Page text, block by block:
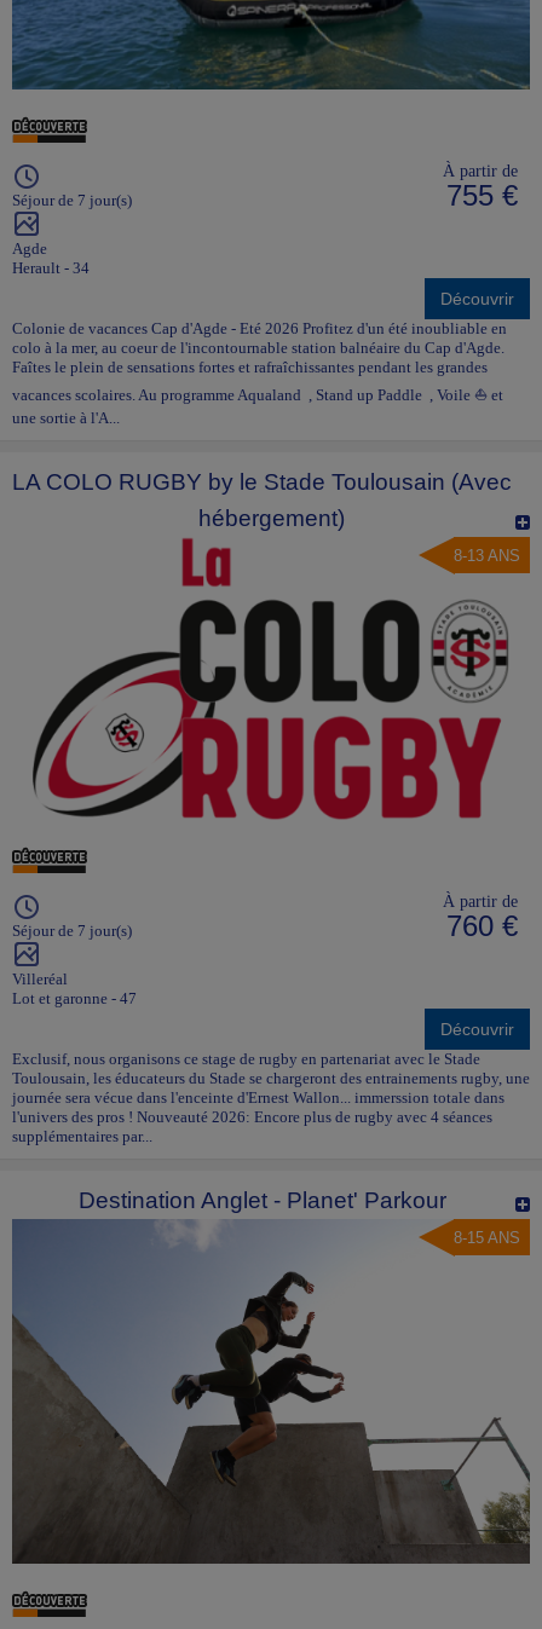
Séjour de 7 jour(s)
Agde
Herault - 34
À partir de
755 €
Découvrir
Colonie de vacances Cap d'Agde - Eté 2026 Profitez d'un été inoubliable en
colo à la mer, au coeur de l'incontournable station balnéaire du Cap d'Agde.
Faîtes le plein de sensations fortes et rafraîchissantes pendant les grandes
vacances scolaires. Au programme Aqualand , Stand up Paddle , Voile ⛵ et
une sortie à l'A...
LA COLO RUGBY by le Stade Toulousain (Avec
hébergement)
8-13 ANS
Séjour de 7 jour(s)
Villeréal
Lot et garonne - 47
À partir de
760 €
Découvrir
Exclusif, nous organisons ce stage de rugby en partenariat avec le Stade
Toulousain, les éducateurs du Stade se chargeront des entrainements rugby, une
journée sera vécue dans l'enceinte d'Ernest Wallon... immerssion totale dans
l'univers des pros ! Nouveauté 2026: Encore plus de rugby avec 4 séances
supplémentaires par...
Destination Anglet - Planet' Parkour
8-15 ANS